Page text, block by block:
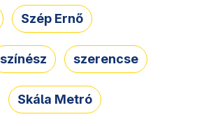
Szép Ernő
színész szerencse
Skála Metró